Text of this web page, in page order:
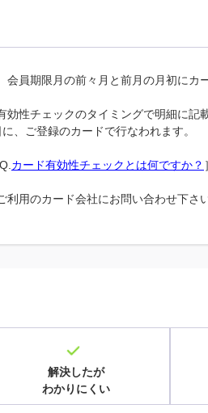
会員期限月の前々月と前月の月初にカ
効性チェックのタイミングで明細に記
、ご登録のカードで行なわれます。
カード有効性チェックとは何ですか？
用のカード会社にお問い合わせ下さい
解決したが
わかりにくい